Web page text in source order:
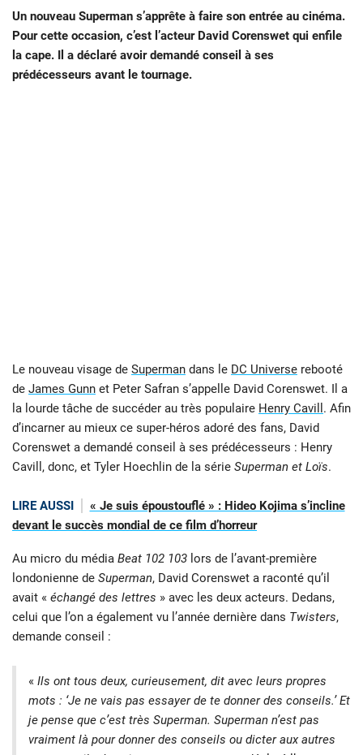
Un nouveau Superman s’apprête à faire son entrée au cinéma.
Pour cette occasion, c’est l’acteur David Corenswet qui enfile
la cape. Il a déclaré avoir demandé conseil à ses
prédécesseurs avant le tournage.
Le nouveau visage de Superman dans le DC Universe rebooté
de James Gunn et Peter Safran s’appelle David Corenswet. Il a
la lourde tâche de succéder au très populaire Henry Cavill . Afin
d’incarner au mieux ce super-héros adoré des fans, David
Corenswet a demandé conseil à ses prédécesseurs : Henry
Cavill, donc, et Tyler Hoechlin de la série Superman et Loïs.
LIRE AUSSI
« Je suis époustouflé » : Hideo Kojima s’incline
devant le succès mondial de ce film d’horreur
Au micro du média Beat 102 103 lors de l’avant-première
londonienne de Superman, David Corenswet a raconté qu’il
avait « échangé des lettres » avec les deux acteurs. Dedans,
celui que l’on a également vu l’année dernière dans Twisters,
demande conseil :
« Ils ont tous deux, curieusement, dit avec leurs propres
mots : ‘Je ne vais pas essayer de te donner des conseils.’ Et
je pense que c’est très Superman. Superman n’est pas
vraiment là pour donner des conseils ou dicter aux autres